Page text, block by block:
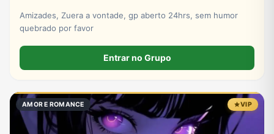
Amizades, Zuera a vontade, gp aberto 24hrs, sem humor
quebrado por favor
Entrar no Grupo
AMOR E ROMANCE VIP